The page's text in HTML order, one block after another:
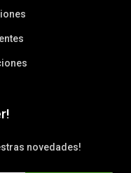
novedades!